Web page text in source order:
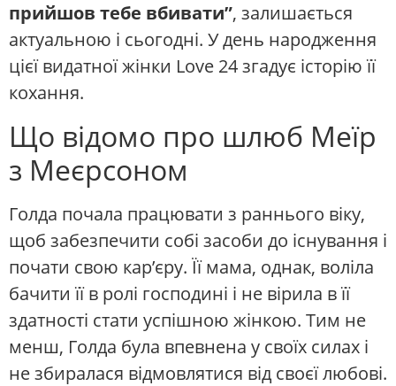
прийшов тебе вбивати”, залишається
актуальною і сьогодні. У день народження
цієї видатної жінки Love 24 згадує історію її
кохання.
Що відомо про шлюб Меїр
з Меєрсоном
Голда почала працювати з раннього віку,
щоб забезпечити собі засоби до існування і
почати свою кар’єру. Її мама, однак, воліла
бачити її в ролі господині і не вірила в її
здатності стати успішною жінкою. Тим не
менш, Голда була впевнена у своїх силах і
не збиралася відмовлятися від своєї любові.